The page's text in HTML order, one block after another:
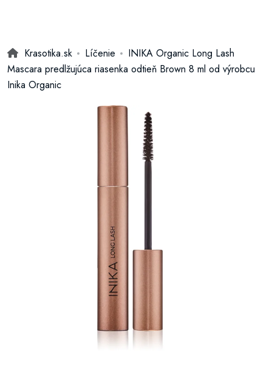
Krasotika.sk Líčenie
INIKA Organic Long Lash
Mascara predlžujúca riasenka odtieň Brown 8 ml od výrobcu
Inika Organic